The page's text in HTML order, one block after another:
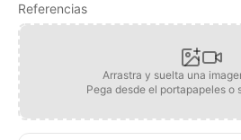
Referencias
Arrastra y suelta una
Pega desde el portapapeles o